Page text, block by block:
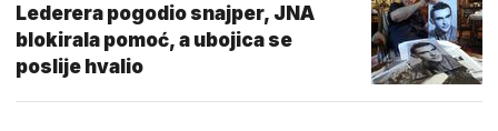
Lederera pogodio snajper, JNA
blokirala pomoć, a ubojica se
poslije hvalio